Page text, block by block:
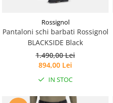
Rossignol
Pantaloni schi barbati Rossignol
BLACKSIDE Black
1.490,00 Lei
894,00 Lei
IN STOC